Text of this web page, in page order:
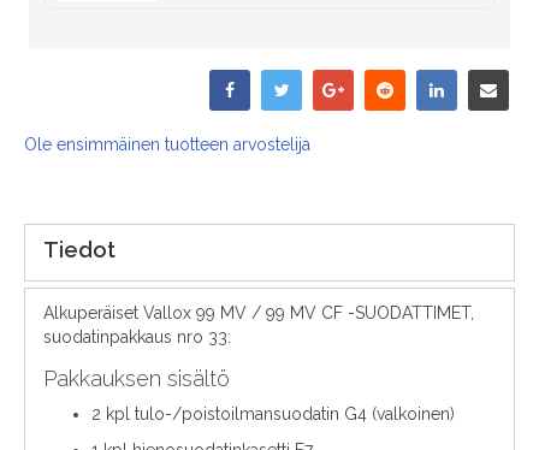
Ole ensimmäinen tuotteen arvostelija
Tiedot
Alkuperäiset Vallox 99 MV / 99 MV CF -SUODATTIMET,
suodatinpakkaus nro 33:
Pakkauksen sisältö
2 kpl tulo-/poistoilmansuodatin G4 (valkoinen)